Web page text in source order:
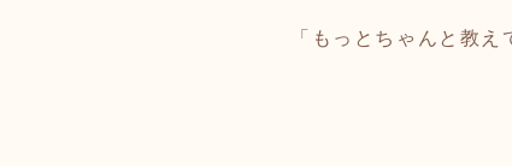
「もっとちゃんと教え